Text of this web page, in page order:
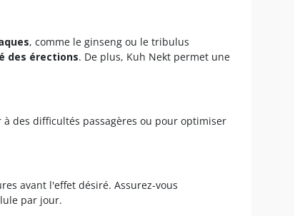
, comme le ginseng ou le tribulus
des érections. De plus, Kuh Nekt permet une
des difficultés passagères ou pour optimiser
avant l'effet désiré. Assurez-vous
par jour.